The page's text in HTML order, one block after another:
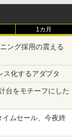
1カ月
ング採用の震える
化するアダプタ
台をモチーフにした
ムセール、今夜終